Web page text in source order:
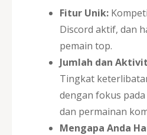
Fitur Unik:
Discord aktif, dan
pemain top.
Jumlah dan
Tingkat
dengan fokus
dan permainan
Mengapa Anda